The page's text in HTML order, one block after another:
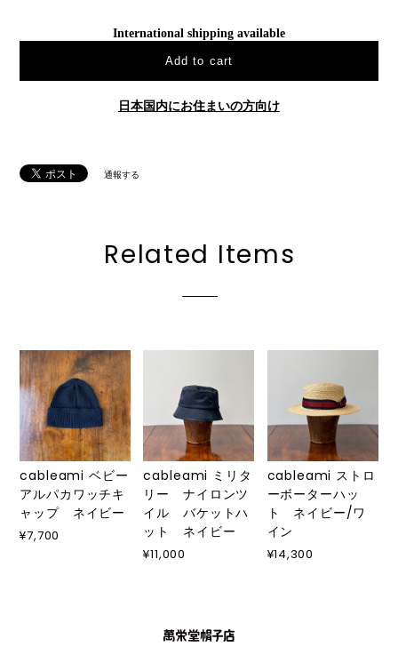
International shipping available
Add to cart
日本国内にお住まいの方向け
通報する
Related Items
cableami ベビー
アルパカワッチキ
ャップ ネイビー
¥7,700
cableami ミリタ
リー ナイロンツ
イル バケットハ
ット ネイビー
¥11,000
cableami ストロ
ーボーターハッ
ト ネイビー/ワ
イン
¥14,300